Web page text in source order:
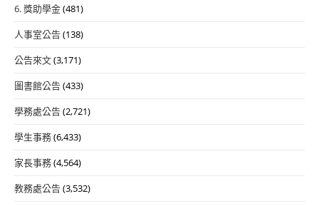
6. 獎助學金(481)
人事室公告(138)
公告來文(3,171)
圖書館公告(433)
學務處公告(2,721)
學生事務(6,433)
家長事務(4,564)
教務處公告(3,532)